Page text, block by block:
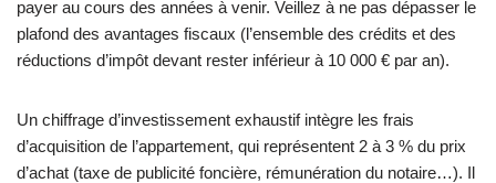
payer au cours des années à venir. Veillez à ne pas dépasser le
plafond des avantages fiscaux (l’ensemble des crédits et des
réductions d’impôt devant rester inférieur à 10 000 € par an).
Un chiffrage d’investissement exhaustif intègre les frais
d’acquisition de l’appartement, qui représentent 2 à 3 % du prix
d’achat (taxe de publicité foncière, rémunération du notaire…). Il